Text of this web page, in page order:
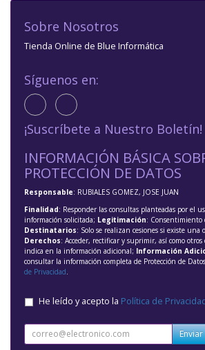
Sobre Nosotros
Tienda Online de Blue Informática
Síguenos en:
¡Suscríbete a Nuestro Boletín!
INFORMACIÓN BÁSICA
PROTECCIÓN DE DATOS
Responsable: RUBIALES GOMEZ, JOSE JUAN
Finalidad: Responder las consultas planteadas por el
información solicitada; Legitimación: Consentimiento
Destinatarios: Solo se realizan cesiones si existe una
Derechos: Acceder, rectificar y suprimir, así como otros
indica en la información adicional; Información
consultar la información completa de Protección de
de Privacidad.
He leído y acepto la Política de
Enviar